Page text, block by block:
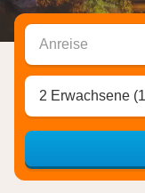
Anreise
2 Erwachsene